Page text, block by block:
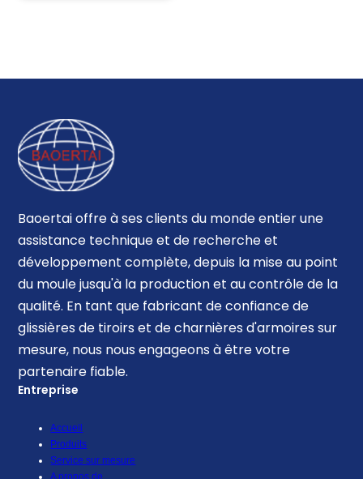
Baoertai offre à ses clients du monde entier une
assistance technique et de recherche et
développement complète, depuis la mise au point
du moule jusqu'à la production et au contrôle de la
qualité. En tant que fabricant de confiance de
glissières de tiroirs et de charnières d'armoires sur
mesure, nous nous engageons à être votre
partenaire fiable.
Entreprise
Accueil
Produits
Service sur mesure